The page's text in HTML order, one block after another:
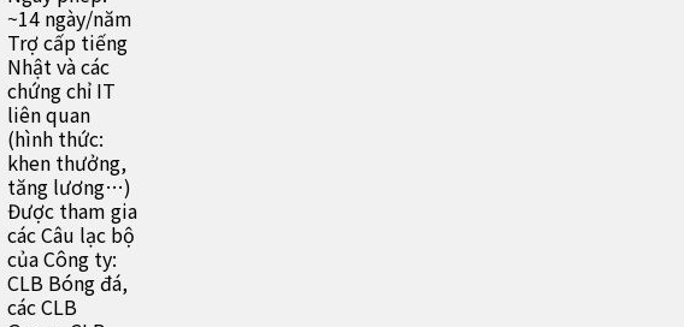
~14 ngày/năm
Trợ cấp tiếng
Nhật và các
chứng chỉ IT
liên quan
(hình thức:
khen thưởng,
tăng lương…)
Được tham gia
các Câu lạc bộ
của Công ty:
CLB Bóng đá,
các CLB